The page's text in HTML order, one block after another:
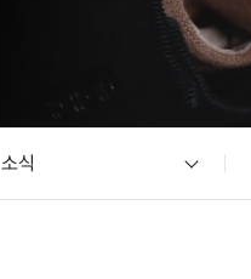
소식